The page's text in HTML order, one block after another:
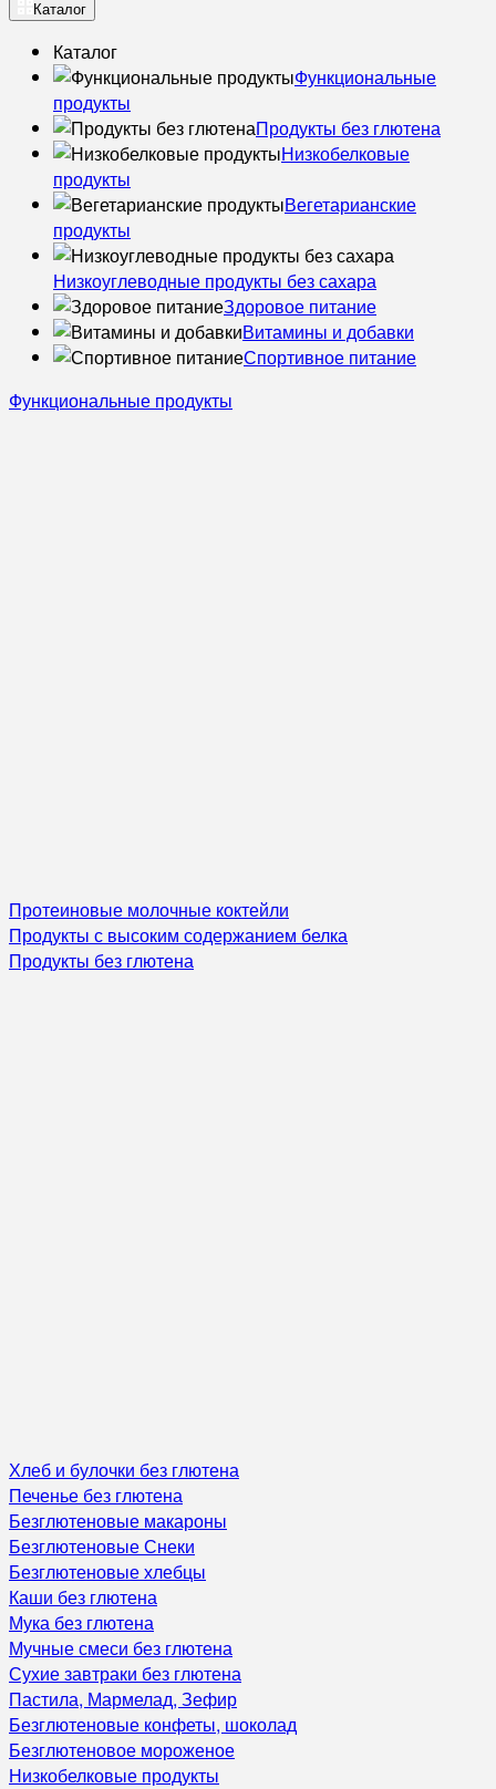
Каталог
Каталог
Функциональные
продукты
Продукты без глютена
Низкобелковые
продукты
Вегетарианские
продукты
Низкоуглеводные продукты без сахара
Здоровое питание
Витамины и добавки
Спортивное питание
Функциональные продукты
Протеиновые молочные коктейли
Продукты с высоким содержанием белка
Продукты без глютена
Хлеб и булочки без глютена
Печенье без глютена
Безглютеновые макароны
Безглютеновые Снеки
Безглютеновые хлебцы
Каши без глютена
Мука без глютена
Мучные смеси без глютена
Сухие завтраки без глютена
Пастила, Мармелад, Зефир
Безглютеновые конфеты, шоколад
Безглютеновое мороженое
Низкобелковые продукты